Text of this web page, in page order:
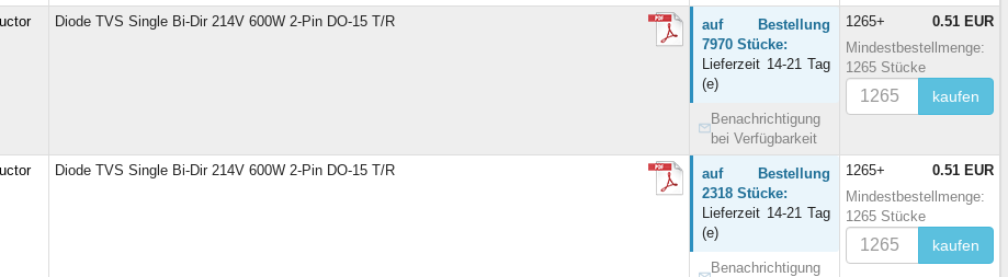
Diode TVS Single Bi-Dir 214V 600W 2-Pin DO-15 T/R
auf Bestellung
7970 Stücke:
Lieferzeit 14-21 Tag
(e)
Benachrichtigung
bei Verfügbarkeit
1265+
0.51 EUR
Mindestbestellmenge:
1265 Stücke
kaufen
Diode TVS Single Bi-Dir 214V 600W 2-Pin DO-15 T/R
auf Bestellung
2318 Stücke:
Lieferzeit 14-21 Tag
(e)
Benachrichtigung
1265+
0.51 EUR
Mindestbestellmenge:
1265 Stücke
kaufen